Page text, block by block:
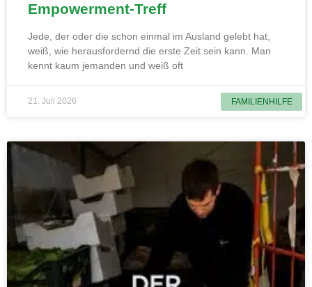
FAMILIENHILFE
Empowerment-Treff
Jede, der oder die schon einmal im Ausland gelebt hat,
weiß, wie herausfordernd die erste Zeit sein kann. Man
kennt kaum jemanden und weiß oft
21. Juli 2026